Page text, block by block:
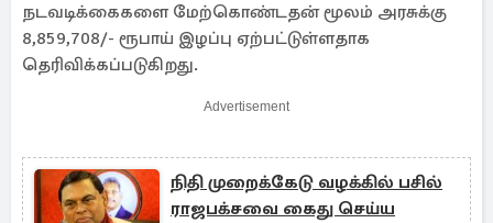
நடவடிக்கைகளை மேற்கொண்டதன் மூலம் அரசுக்கு
8,859,708/- ரூபாய் இழப்பு ஏற்பட்டுள்ளதாக
தெரிவிக்கப்படுகிறது.
Advertisement
நிதி முறைக்கேடு வழக்கில் பசில்
ராஜபக்சவை கைது செய்ய